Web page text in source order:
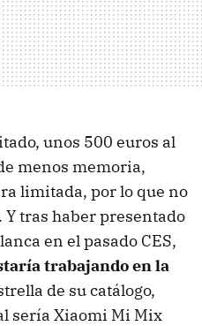
unos 500 euros al
menos memoria,
limitada, por lo que no
Y tras haber presentado
en el pasado CES,
trabajando en la
de su catálogo,
sería Xiaomi Mi Mix